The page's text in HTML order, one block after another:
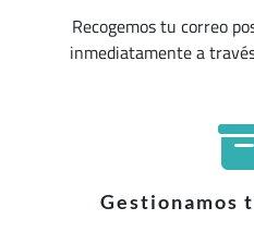
Recogemos tu correo
inmediatamente a
Gestionamos